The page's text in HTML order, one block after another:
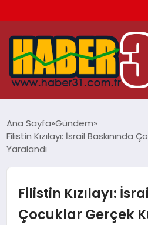
HATAY
Ana Sayfa Gündem
Filistin Kızılayı: İsrail Baskınında
Yaralandı
Filistin Kızılayı:
Çocuklar Gerçek